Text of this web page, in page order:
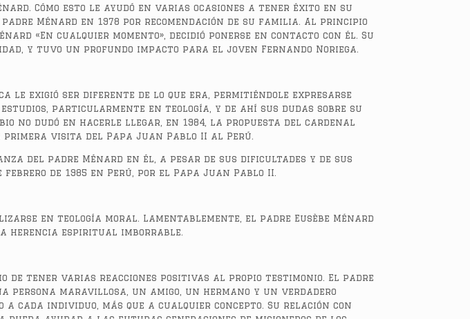
Cómo esto le ayudó en varias ocasiones a tener éxito en su
Ménard en 1978 por recomendación de su familia. Al principio
«En cualquier momento», decidió ponerse en contacto con él. Su
y tuvo un profundo impacto para el joven Fernando Noriega.
le exigió ser diferente de lo que era, permitiéndole expresarse
particularmente en teología, y de ahí sus dudas sobre su
no dudó en hacerle llegar, en 1984, la propuesta del cardenal
visita del Papa Juan Pablo II al Perú.
del padre Ménard en él, a pesar de sus dificultades y de sus
de 1985 en Perú, por el Papa Juan Pablo II.
en teología moral. Lamentablemente, el padre Eusèbe Ménard
herencia espiritual imborrable.
de tener varias reacciones positivas al propio testimonio. El padre
persona maravillosa, un amigo, un hermano y un verdadero
individuo, más que a cualquier concepto. Su relación con